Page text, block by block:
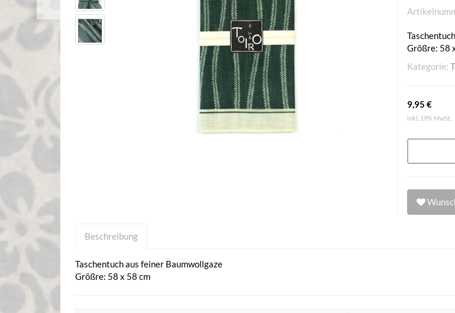
Größre: 58
Kategorie:
9,95 €
inkl. 19% MwSt. ,
Beschreibung
Taschentuch aus feiner Baumwollgaze
Größre: 58 x 58 cm